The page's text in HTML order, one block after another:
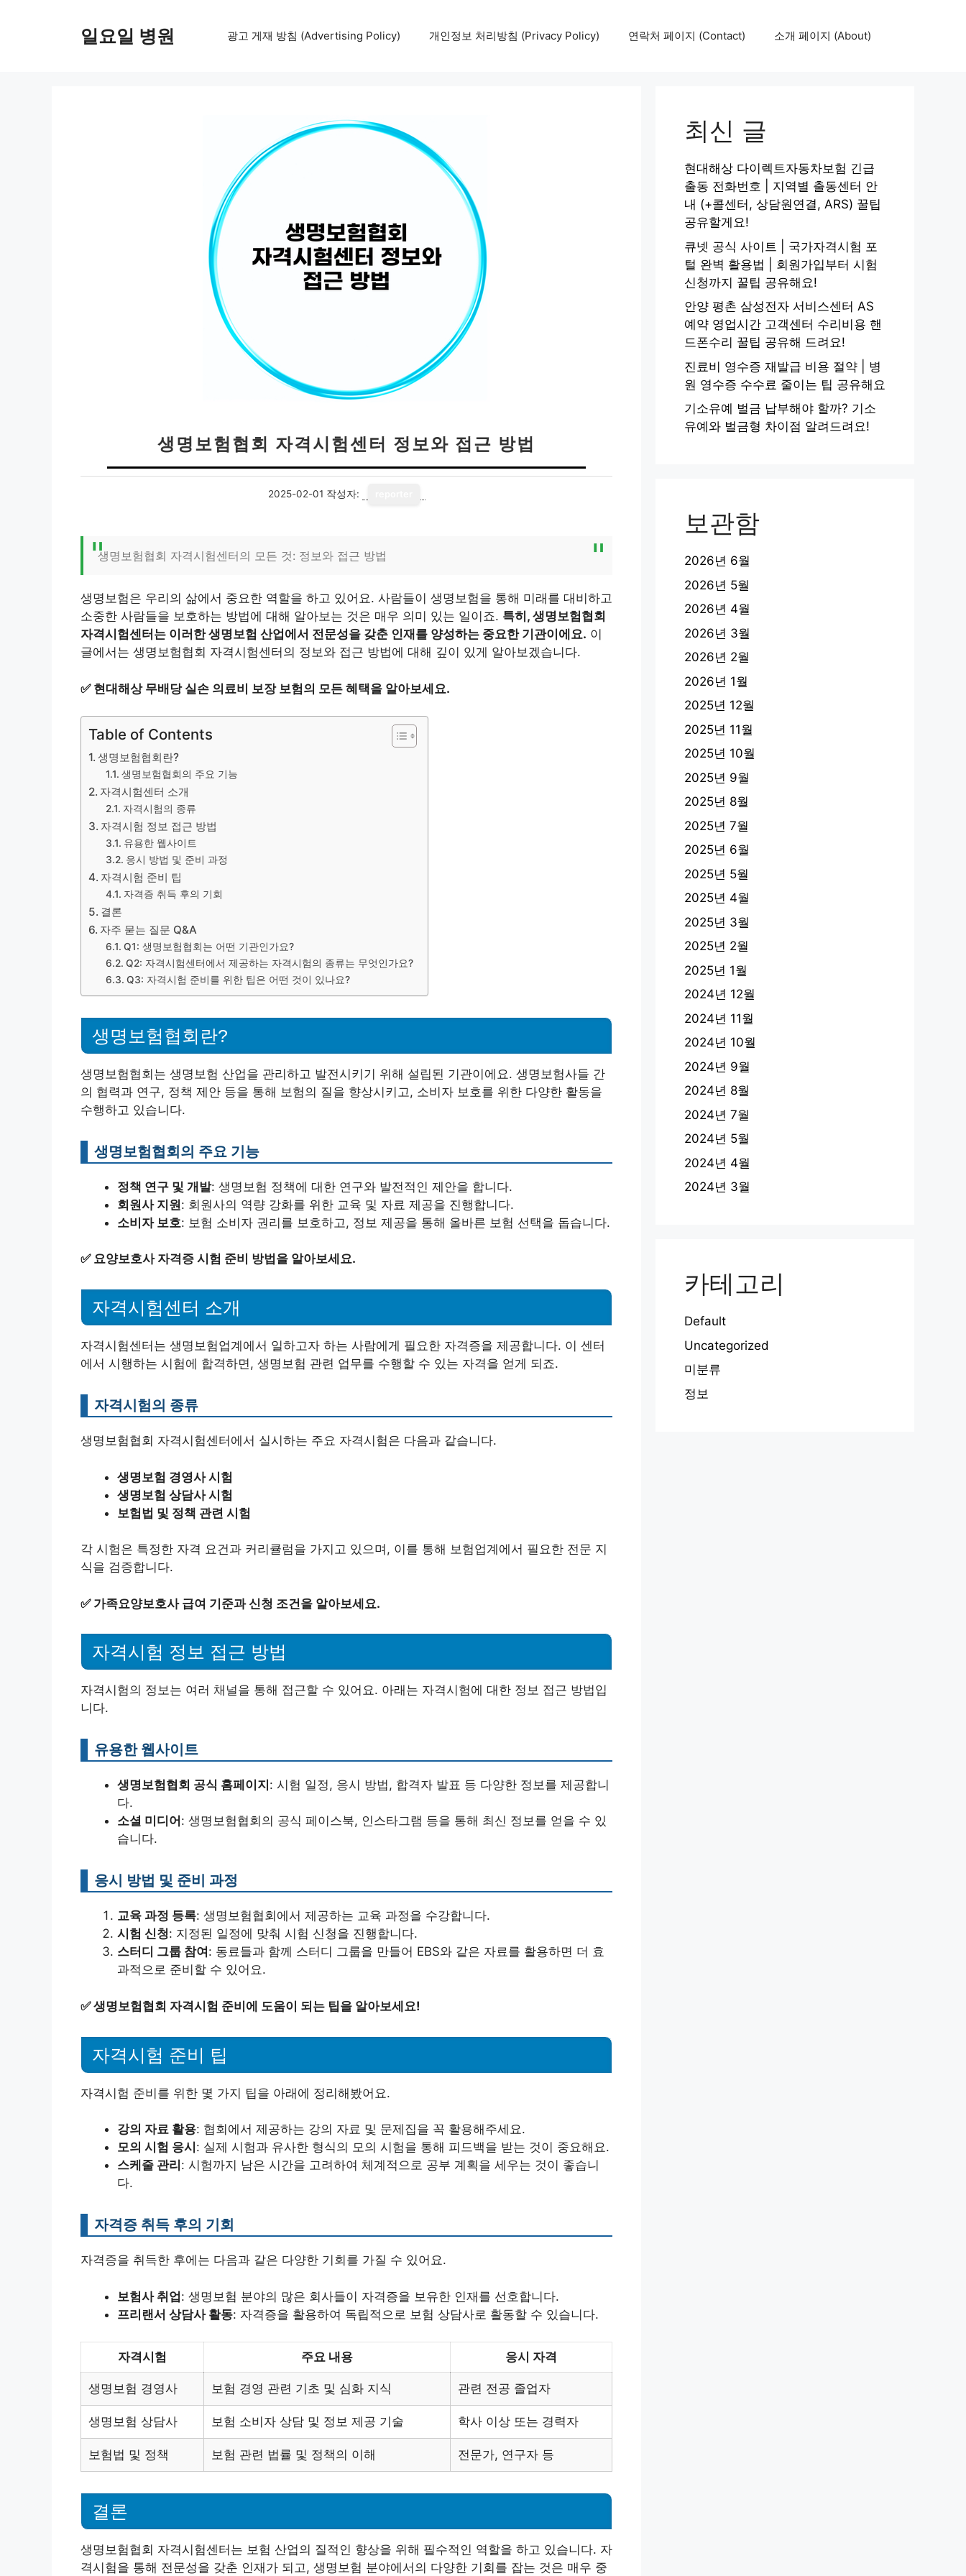
일요일 병원 광고 게재 방침 (Advertising Policy) 개인정보 처리방침 (Privacy Policy) 연락처 페이지 (Contact) 소개 페이지 (About)
생명보험협회 자격시험센터 정보와 접근 방법
2025-02-01 작성자:
생명보험협회 자격시험센터의 모든 것: 정보와 접근 방법
생명보험은 우리의 삶에서 중요한 역할을 하고 있어요. 사람들이 생명보험을 통해 미래를 대비하고
소중한 사람들을 보호하는 방법에 대해 알아보는 것은 매우 의미 있는 일이죠. 특히, 생명보험협회
자격시험센터는 이러한 생명보험 산업에서 전문성을 갖춘 인재를 양성하는 중요한 기관이에요. 이
글에서는 생명보험협회 자격시험센터의 정보와 접근 방법에 대해 깊이 있게 알아보겠습니다.
✅ 현대해상 무배당 실손 의료비 보장 보험의 모든 혜택을 알아보세요.
Table of Contents
생명보험협회란?
생명보험협회의 주요 기능
자격시험센터 소개
자격시험의 종류
자격시험 정보 접근 방법
유용한 웹사이트
응시 방법 및 준비 과정
자격시험 준비 팁
자격증 취득 후의 기회
결론
자주 묻는 질문 Q&A
Q1: 생명보험협회는 어떤 기관인가요?
Q2: 자격시험센터에서 제공하는 자격시험의 종류는 무엇인가요?
Q3: 자격시험 준비를 위한 팁은 어떤 것이 있나요?
생명보험협회란?
생명보험협회는 생명보험 산업을 관리하고 발전시키기 위해 설립된 기관이에요. 생명보험사들 간
의 협력과 연구, 정책 제안 등을 통해 보험의 질을 향상시키고, 소비자 보호를 위한 다양한 활동을
수행하고 있습니다.
생명보험협회의 주요 기능
정책 연구 및 개발: 생명보험 정책에 대한 연구와 발전적인 제안을 합니다.
회원사 지원: 회원사의 역량 강화를 위한 교육 및 자료 제공을 진행합니다.
소비자 보호: 보험 소비자 권리를 보호하고, 정보 제공을 통해 올바른 보험 선택을 돕습니다.
✅ 요양보호사 자격증 시험 준비 방법을 알아보세요.
자격시험센터 소개
자격시험센터는 생명보험업계에서 일하고자 하는 사람에게 필요한 자격증을 제공합니다. 이 센터
에서 시행하는 시험에 합격하면, 생명보험 관련 업무를 수행할 수 있는 자격을 얻게 되죠.
자격시험의 종류
생명보험협회 자격시험센터에서 실시하는 주요 자격시험은 다음과 같습니다.
생명보험 경영사 시험
생명보험 상담사 시험
보험법 및 정책 관련 시험
각 시험은 특정한 자격 요건과 커리큘럼을 가지고 있으며, 이를 통해 보험업계에서 필요한 전문 지
식을 검증합니다.
✅ 가족요양보호사 급여 기준과 신청 조건을 알아보세요.
자격시험 정보 접근 방법
자격시험의 정보는 여러 채널을 통해 접근할 수 있어요. 아래는 자격시험에 대한 정보 접근 방법입
니다.
유용한 웹사이트
생명보험협회 공식 홈페이지 : 시험 일정, 응시 방법, 합격자 발표 등 다양한 정보를 제공합니
다.
소셜 미디어 : 생명보험협회의 공식 페이스북, 인스타그램 등을 통해 최신 정보를 얻을 수 있
습니다.
응시 방법 및 준비 과정
교육 과정 등록: 생명보험협회에서 제공하는 교육 과정을 수강합니다.
시험 신청: 지정된 일정에 맞춰 시험 신청을 진행합니다.
스터디 그룹 참여 : 동료들과 함께 스터디 그룹을 만들어 EBS와 같은 자료를 활용하면 더 효
과적으로 준비할 수 있어요.
✅생명보험협회 자격시험 준비에 도움이 되는 팁을 알아보세요!
자격시험 준비 팁
자격시험 준비를 위한 몇 가지 팁을 아래에 정리해봤어요.
강의 자료 활용: 협회에서 제공하는 강의 자료 및 문제집을 꼭 활용해주세요.
모의 시험 응시 : 실제 시험과 유사한 형식의 모의 시험을 통해 피드백을 받는 것이 중요해요.
스케줄 관리 : 시험까지 남은 시간을 고려하여 체계적으로 공부 계획을 세우는 것이 좋습니
다.
자격증 취득 후의 기회
자격증을 취득한 후에는 다음과 같은 다양한 기회를 가질 수 있어요.
보험사 취업: 생명보험 분야의 많은 회사들이 자격증을 보유한 인재를 선호합니다.
프리랜서 상담사 활동: 자격증을 활용하여 독립적으로 보험 상담사로 활동할 수 있습니다.
자격시험 주요 내용 응시 자격
생명보험 경영사 보험 경영 관련 기초 및 심화 지식 관련 전공 졸업자
생명보험 상담사 보험 소비자 상담 및 정보 제공 기술 학사 이상 또는 경력자
보험법 및 정책 보험 관련 법률 및 정책의 이해 전문가, 연구자 등
결론
생명보험협회 자격시험센터는 보험 산업의 질적인 향상을 위해 필수적인 역할을 하고 있습니다. 자
격시험을 통해 전문성을 갖춘 인재가 되고, 생명보험 분야에서의 다양한 기회를 잡는 것은 매우 중
최신 글
현대해상 다이렉트자동차보험 긴급
출동 전화번호 | 지역별 출동센터 안
내 (+콜센터, 상담원연결, ARS) 꿀팁
공유할게요!
큐넷 공식 사이트 | 국가자격시험 포
털 완벽 활용법 | 회원가입부터 시험
신청까지 꿀팁 공유해요!
안양 평촌 삼성전자 서비스센터 AS
예약 영업시간 고객센터 수리비용 핸
드폰수리 꿀팁 공유해 드려요!
진료비 영수증 재발급 비용 절약 | 병
원 영수증 수수료 줄이는 팁 공유해요
기소유예 벌금 납부해야 할까? 기소
유예와 벌금형 차이점 알려드려요!
보관함
2026년 6월
2026년 5월
2026년 4월
2026년 3월
2026년 2월
2026년 1월
2025년 12월
2025년 11월
2025년 10월
2025년 9월
2025년 8월
2025년 7월
2025년 6월
2025년 5월
2025년 4월
2025년 3월
2025년 2월
2025년 1월
2024년 12월
2024년 11월
2024년 10월
2024년 9월
2024년 8월
2024년 7월
2024년 5월
2024년 4월
2024년 3월
카테고리
Default
Uncategorized
미분류
정보